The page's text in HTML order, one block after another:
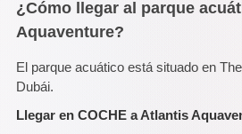
¿Cómo llegar al parque
Aquaventure?
El parque acuático está situado en
Dubái.
Llegar en COCHE a Atlantis